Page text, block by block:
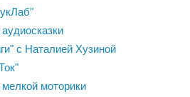
с Наталией Хузиной
моторики